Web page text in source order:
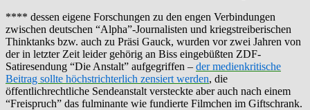
**** dessen eigene Forschungen zu den engen Verbindungen
zwischen deutschen “Alpha”-Journalisten und kriegstreiberischen
Thinktanks bzw. auch zu Präsi Gauck, wurden vor zwei Jahren von
der in letzter Zeit leider gehörig an Biss eingebüßten ZDF-
Satiresendung “Die Anstalt” aufgegriffen – der medienkritische
Beitrag sollte höchstrichterlich zensiert werden, die
öffentlichrechtliche Sendeanstalt versteckte aber auch nach einem
“Freispruch” das fulminante wie fundierte Filmchen im Giftschrank.